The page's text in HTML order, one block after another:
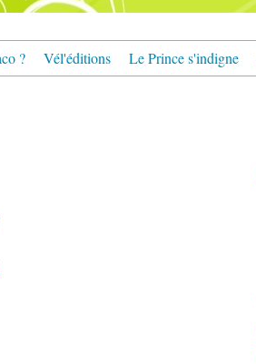
? Vél'éditions Le Prince s'indigne